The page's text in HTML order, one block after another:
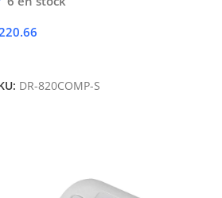
DR-820COMP-S